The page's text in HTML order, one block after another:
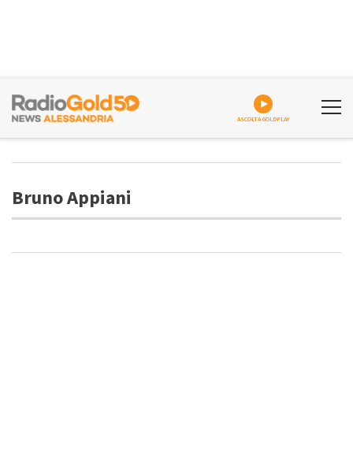
ASCOLTA GOLDPLAY
Bruno Appiani